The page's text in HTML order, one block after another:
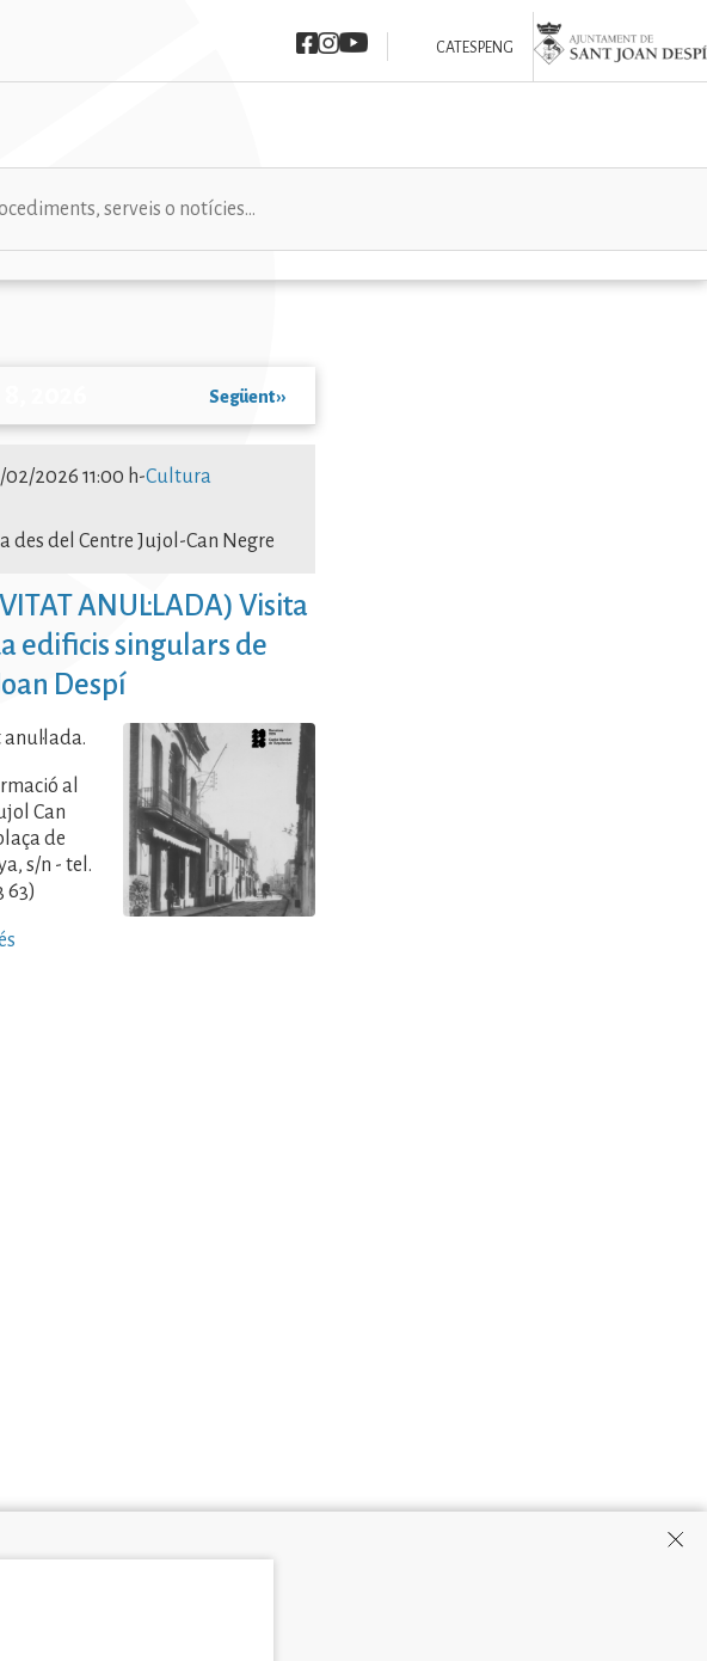
Imatge
Imatge
Imatge CAT ESPENG
Imatge
Següent››
02/2026 11:00 h-Cultura
des del Centre Jujol-Can Negre
ANUL·LADA) Visita
edificis singulars de
Despí
al
Can
de
s/n - tel.
63)